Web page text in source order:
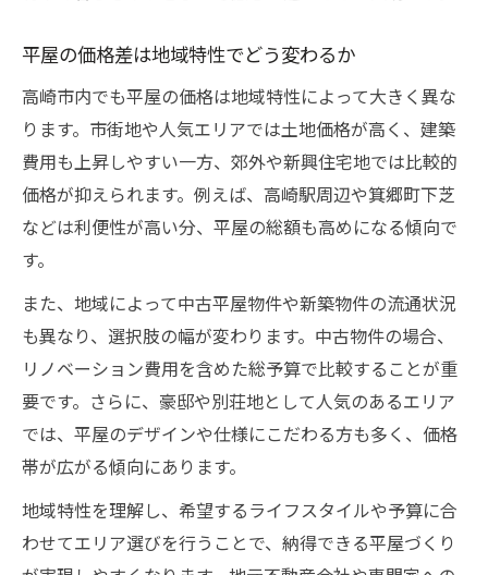
平屋の価格差は地域特性でどう変わるか
高崎市内でも平屋の価格は地域特性によって大きく異な
ります。市街地や人気エリアでは土地価格が高く、建築
費用も上昇しやすい一方、郊外や新興住宅地では比較的
価格が抑えられます。例えば、高崎駅周辺や箕郷町下芝
などは利便性が高い分、平屋の総額も高めになる傾向で
す。
また、地域によって中古平屋物件や新築物件の流通状況
も異なり、選択肢の幅が変わります。中古物件の場合、
リノベーション費用を含めた総予算で比較することが重
要です。さらに、豪邸や別荘地として人気のあるエリア
では、平屋のデザインや仕様にこだわる方も多く、価格
帯が広がる傾向にあります。
地域特性を理解し、希望するライフスタイルや予算に合
わせてエリア選びを行うことで、納得できる平屋づくり